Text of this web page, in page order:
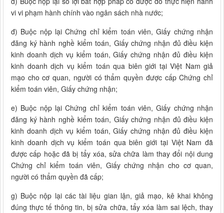
vi vi phạm hành chính vào ngân sách nhà nước;
đ) Buộc nộp lại Chứng chỉ kiểm toán viên, Giấy chứng nhận
đăng ký hành nghề kiểm toán, Giấy chứng nhận đủ điều kiện
kinh doanh dịch vụ kiểm toán, Giấy chứng nhận đủ điều kiện
kinh doanh dịch vụ kiểm toán qua biên giới tại Việt Nam giả
mạo cho cơ quan, người có thẩm quyền được cấp Chứng chỉ
kiểm toán viên, Giấy chứng nhận;
e) Buộc nộp lại Chứng chỉ kiểm toán viên, Giấy chứng nhận
đăng ký hành nghề kiểm toán, Giấy chứng nhận đủ điều kiện
kinh doanh dịch vụ kiểm toán, Giấy chứng nhận đủ điều kiện
kinh doanh dịch vụ kiểm toán qua biên giới tại Việt Nam đã
được cấp hoặc đã bị tẩy xóa, sửa chữa làm thay đổi nội dung
Chứng chỉ kiểm toán viên, Giấy chứng nhận cho cơ quan,
người có thẩm quyền đã cấp;
g) Buộc nộp lại các tài liệu gian lận, giả mạo, kê khai không
đúng thực tế thông tin, bị sửa chữa, tẩy xóa làm sai lệch, thay